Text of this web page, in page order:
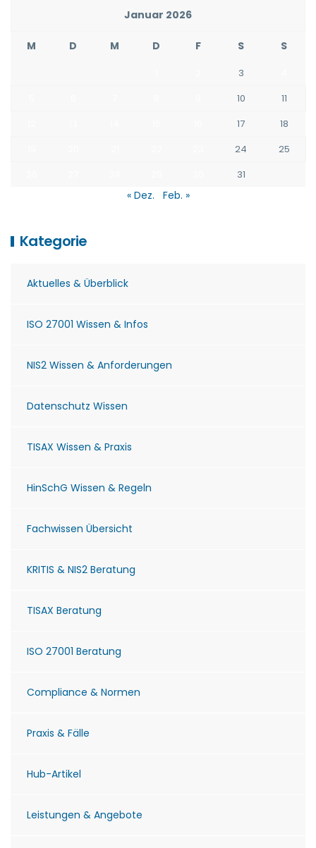
Januar 2026
M D M D F S S
3
10
11
17
18
24
25
31
« Dez. Feb. »
Kategorie
Aktuelles & Überblick
ISO 27001 Wissen & Infos
NIS2 Wissen & Anforderungen
Datenschutz Wissen
TISAX Wissen & Praxis
HinSchG Wissen & Regeln
Fachwissen Übersicht
KRITIS & NIS2 Beratung
TISAX Beratung
ISO 27001 Beratung
Compliance & Normen
Praxis & Fälle
Hub-Artikel
Leistungen & Angebote